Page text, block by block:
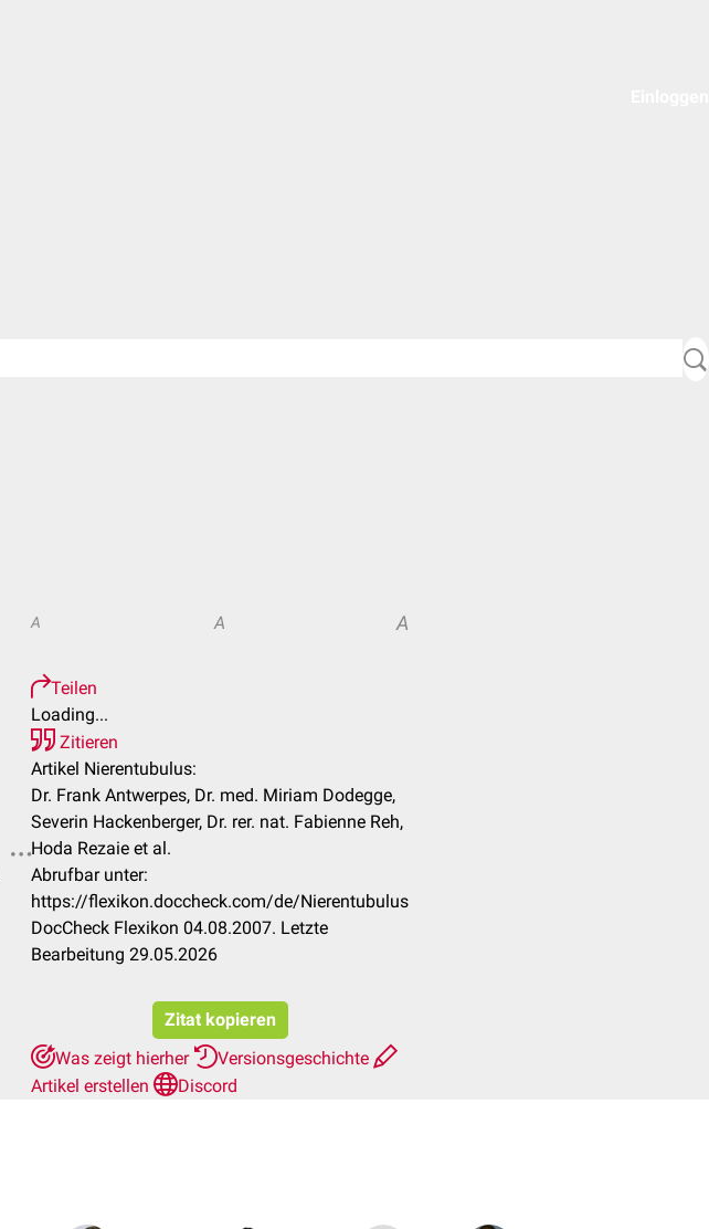
A A A
Teilen
Loading...
Zitieren
Artikel Nierentubulus:
Dr. Frank Antwerpes, Dr. med. Miriam Dodegge,
Severin Hackenberger, Dr. rer. nat. Fabienne Reh,
Hoda Rezaie et al.
Abrufbar unter:
https://flexikon.doccheck.com/de/Nierentubulus
DocCheck Flexikon 04.08.2007. Letzte
Bearbeitung 29.05.2026
Zitat kopieren
Was zeigt hierher
Versionsgeschichte
Artikel erstellen
Discord